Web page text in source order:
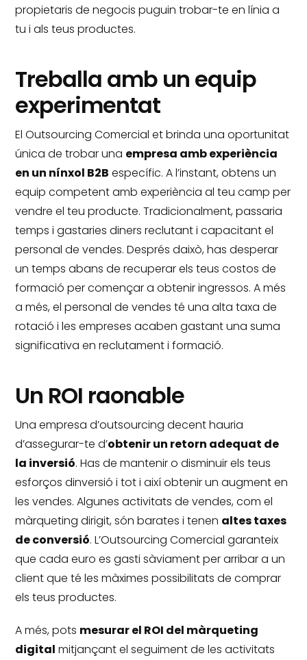
propietaris de negocis puguin trobar-te en línia a
tu i als teus productes.
Treballa amb un equip
experimentat
El Outsourcing Comercial et brinda una oportunitat
única de trobar una empresa amb experiència
en un nínxol B2B específic.A l’instant, obtens un
equip competent amb experiència al teu camp per
vendre el teu producte.Tradicionalment, passaria
temps i gastaries diners reclutant i capacitant el
personal de vendes.Després daixò, has desperar
un temps abans de recuperar els teus costos de
formació per començar a obtenir ingressos.A més
a més, el personal de vendes té una alta taxa de
rotació i les empreses acaben gastant una suma
significativa en reclutament i formació.
Un ROI raonable
Una empresa d’outsourcing decent hauria
d’assegurar-te d’obtenir un retorn adequat de
la inversió.Has de mantenir o disminuir els teus
esforços dinversió i tot i així obtenir un augment en
les vendes.Algunes activitats de vendes, com el
màrqueting dirigit, són barates i tenen altes taxes
de conversió.L’Outsourcing Comercial garanteix
que cada euro es gasti sàviament per arribar a un
client que té les màximes possibilitats de comprar
els teus productes.
A més, pots mesurar el ROI del màrqueting
digital mitjançant el seguiment de les activitats